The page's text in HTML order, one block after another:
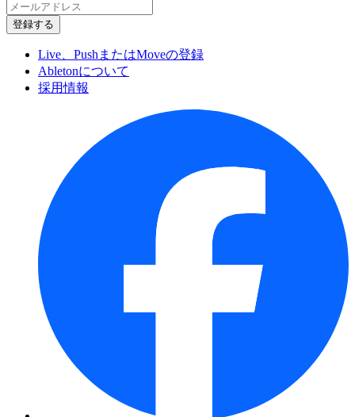
Live、PushまたはMoveの登録
Abletonについて
採用情報